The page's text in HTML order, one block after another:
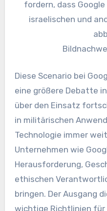
Diese Scenario bei
eine größere Debatte
über den Einsatz
in militärischen
Technologie immer
Unternehmen wie
Herausforderung,
ethischen
bringen. Der Ausgang
wichtige Richtlinien